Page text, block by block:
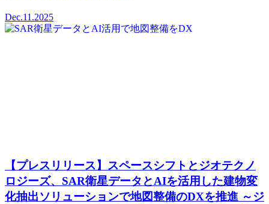
Dec.11.2025
【プレスリリース】スペースシフトとジオテクノ
ロジーズ、SAR衛星データとAIを活用した建物変
化抽出ソリューションで地図整備のDXを推進 ～ジ